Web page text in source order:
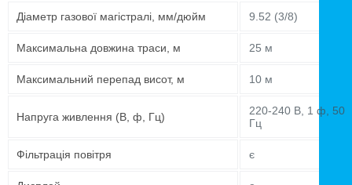
Діаметр газової магістралі, мм/дюйм 9.52 (3/8)
Максимальна довжина траси, м 25 м
Максимальний перепад висот, м 10 м
Напруга живлення (В, ф, Гц)
220-240 В, 1 ф, 50
Гц
Фільтрація повітря є